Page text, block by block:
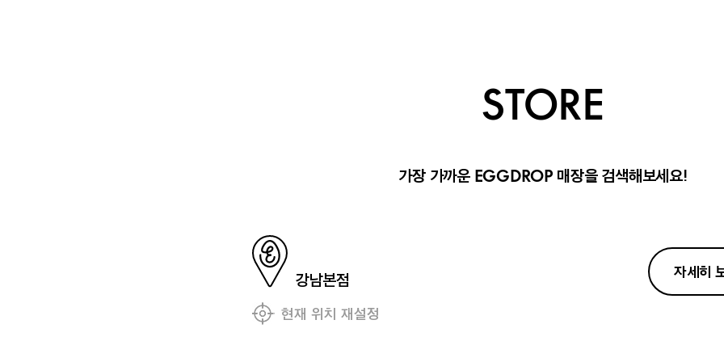
STORE
가장 가까운 EGGDROP 매장을 검색해보세요!
강남본점 자세히
현재 위치 재설정